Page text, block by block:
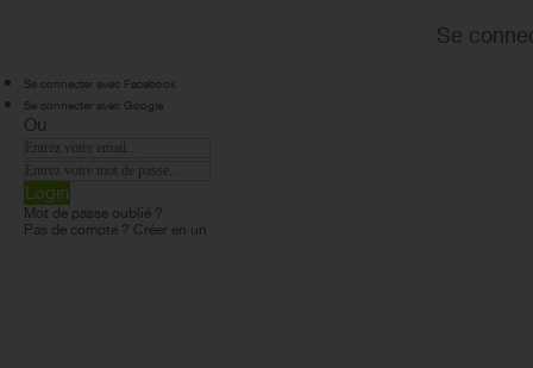
Se
Se connecter avec Facebook
Se connecter avec Google
Ou
Login
Mot de passe oublié ?
Pas de compte ? Créer en un